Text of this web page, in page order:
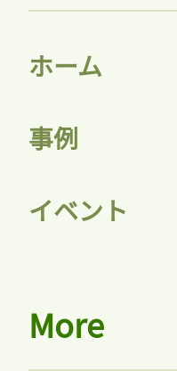
ホーム
事例
イベント
More